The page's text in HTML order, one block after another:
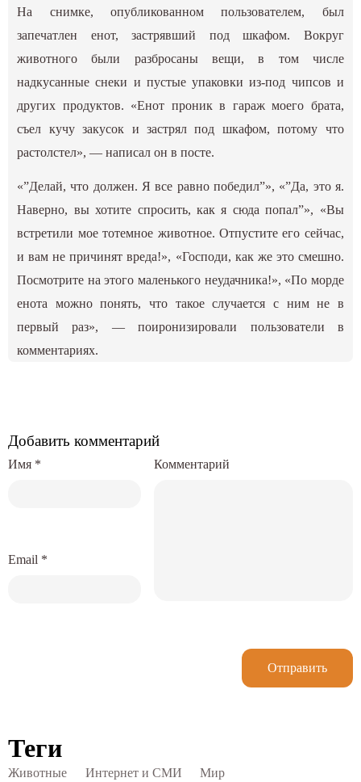
На снимке, опубликованном пользователем, был
запечатлен енот, застрявший под шкафом. Вокруг
животного были разбросаны вещи, в том числе
надкусанные снеки и пустые упаковки из-под чипсов и
других продуктов. «Енот проник в гараж моего брата,
съел кучу закусок и застрял под шкафом, потому что
растолстел», — написал он в посте.
«”Делай, что должен. Я все равно победил”», «”Да, это я.
Наверно, вы хотите спросить, как я сюда попал”», «Вы
встретили мое тотемное животное. Отпустите его сейчас,
и вам не причинят вреда!», «Господи, как же это смешно.
Посмотрите на этого маленького неудачника!», «По морде
енота можно понять, что такое случается с ним не в
первый раз», — поиронизировали пользователи в
комментариях.
Добавить комментарий
Комментарий
Имя *
Email *
Отправить
Теги
Животные Интернет и СМИ Мир